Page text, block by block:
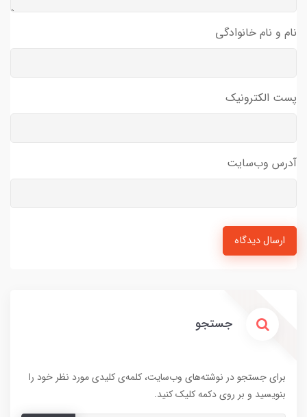
نام و نام خانوادگی
پست الکترونیک
آدرس وب‌سایت
ارسال دیدگاه
جستجو
برای جستجو در نوشته‌های وب‌سایت، کلمه‌ی کلیدی مورد نظر خود را
بنویسید و بر روی دکمه کلیک کنید.